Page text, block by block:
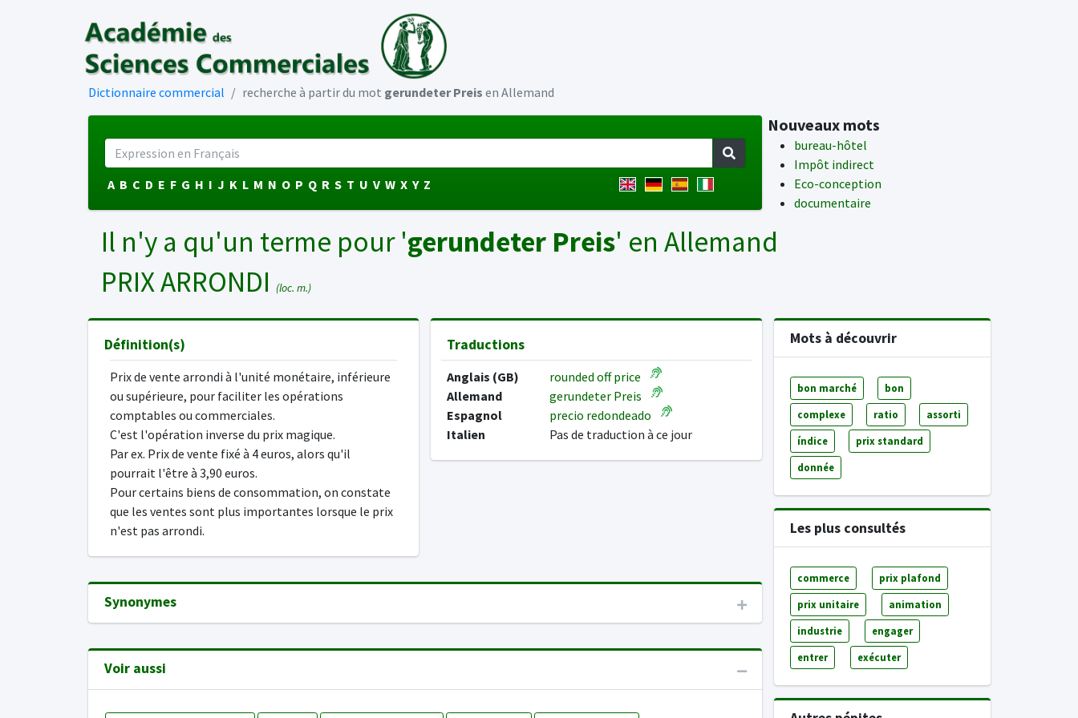
Dictionnaire commercial recherche à partir du mot gerundeter Preis en Allemand
A B C D E F G H I J K L M N O P Q R S T U V W X Y Z
Nouveaux mots
bureau-hôtel
Impôt indirect
Eco-conception
documentaire
Il n'y a qu'un terme pour 'gerundeter Preis' en Allemand
PRIX ARRONDI
(loc. m.)
Définition(s)
Prix de vente arrondi à l'unité monétaire, inférieure
ou supérieure, pour faciliter les opérations
comptables ou commerciales.
C'est l'opération inverse du prix magique.
Par ex. Prix de vente fixé à 4 euros, alors qu'il
pourrait l'être à 3,90 euros.
Pour certains biens de consommation, on constate
que les ventes sont plus importantes lorsque le prix
n'est pas arrondi.
Traductions
Anglais (GB)
rounded off price
Allemand
gerundeter Preis
Espagnol
precio redondeado
Italien
Pas de traduction à ce jour
Synonymes
Voir aussi
Mots à découvrir
bon marché bon
complexe ratio assorti
índice prix standard
donnée
Les plus consultés
commerce prix plafond
prix unitaire animation
industrie engager
entrer exécuter